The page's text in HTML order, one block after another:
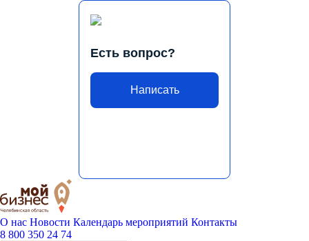
Есть вопрос?
Написать
О нас Новости Календарь мероприятий Контакты
8 800 350 24 74